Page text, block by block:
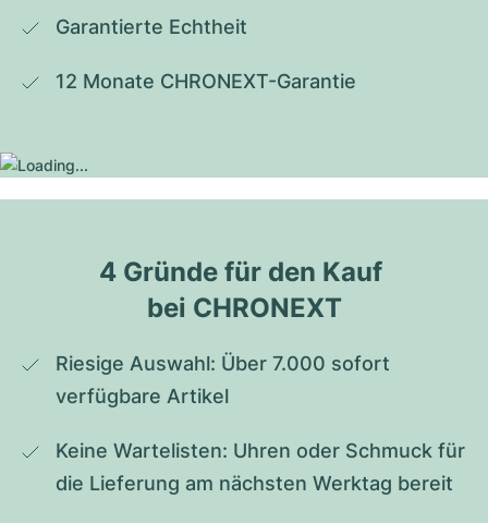
Garantierte Echtheit
12 Monate CHRONEXT-Garantie
4 Gründe für den Kauf
bei CHRONEXT
Riesige Auswahl: Über 7.000 sofort
verfügbare Artikel
Keine Wartelisten: Uhren oder Schmuck für
die Lieferung am nächsten Werktag bereit